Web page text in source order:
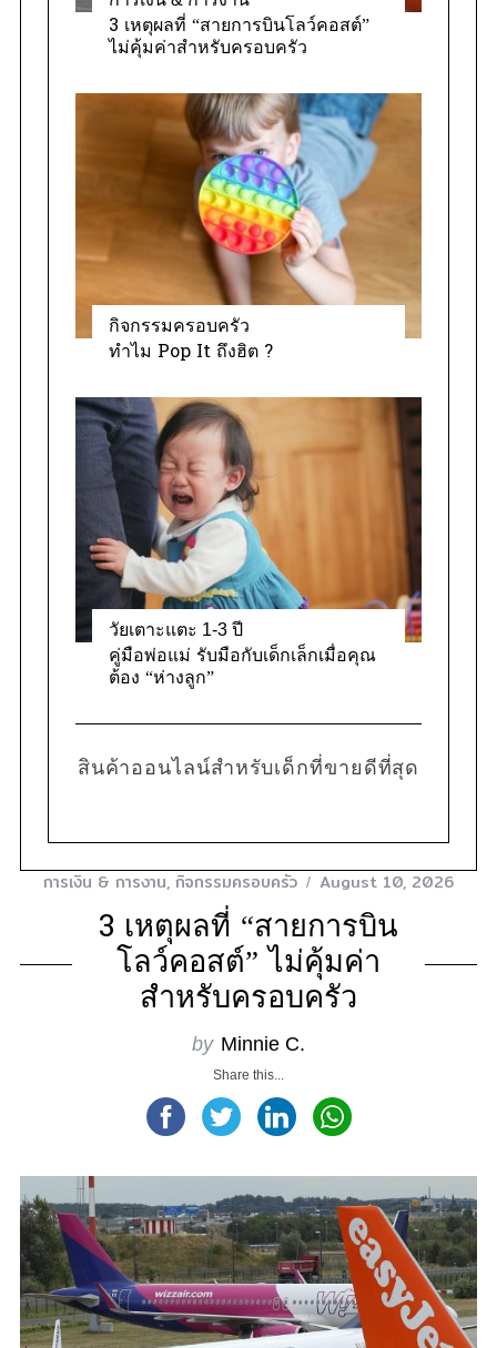
3 เหตุผลที่ “สายการบินโลว์คอสต์”
ไม่คุ้มค่าสำหรับครอบครัว
กิจกรรมครอบครัว
ทำไม Pop It ถึงฮิต ?
วัยเตาะแตะ 1-3 ปี
คู่มือพ่อแม่ รับมือกับเด็กเล็กเมื่อคุณ
ต้อง “ห่างลูก”
สินค้าออนไลน์สำหรับเด็กที่ขายดีที่สุด
การเงิน & การงาน, กิจกรรมครอบครัว August 10, 2026
3 เหตุผลที่ “สายการบิน
โลว์คอสต์” ไม่คุ้มค่า
สำหรับครอบครัว
by Minnie C.
Share this...